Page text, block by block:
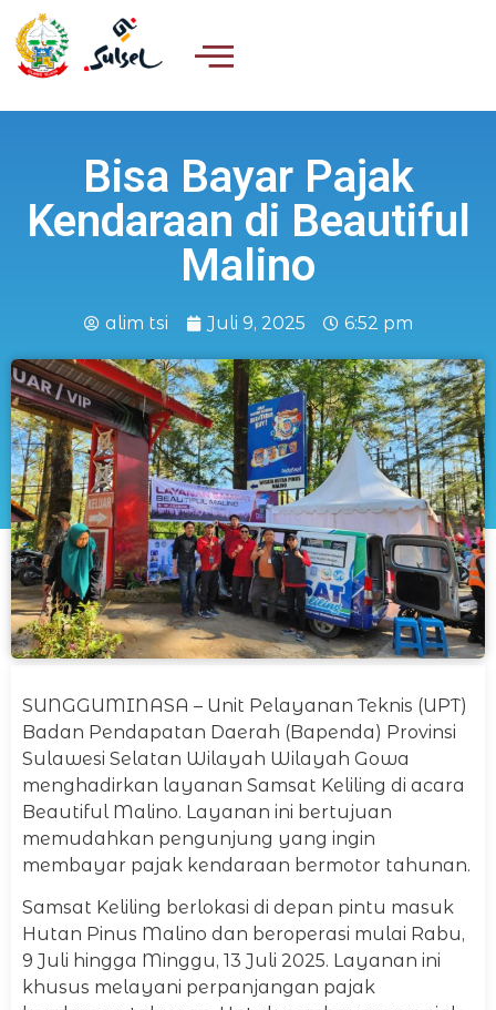
Bisa Bayar Pajak
Kendaraan di Beautiful
Malino
alim tsi Juli 9, 2025 6:52 pm
SUNGGUMINASA – Unit Pelayanan Teknis (UPT)
Badan Pendapatan Daerah (Bapenda) Provinsi
Sulawesi Selatan Wilayah Wilayah Gowa
menghadirkan layanan Samsat Keliling di acara
Beautiful Malino. Layanan ini bertujuan
memudahkan pengunjung yang ingin
membayar pajak kendaraan bermotor tahunan.
Samsat Keliling berlokasi di depan pintu masuk
Hutan Pinus Malino dan beroperasi mulai Rabu,
9 Juli hingga Minggu, 13 Juli 2025. Layanan ini
khusus melayani perpanjangan pajak